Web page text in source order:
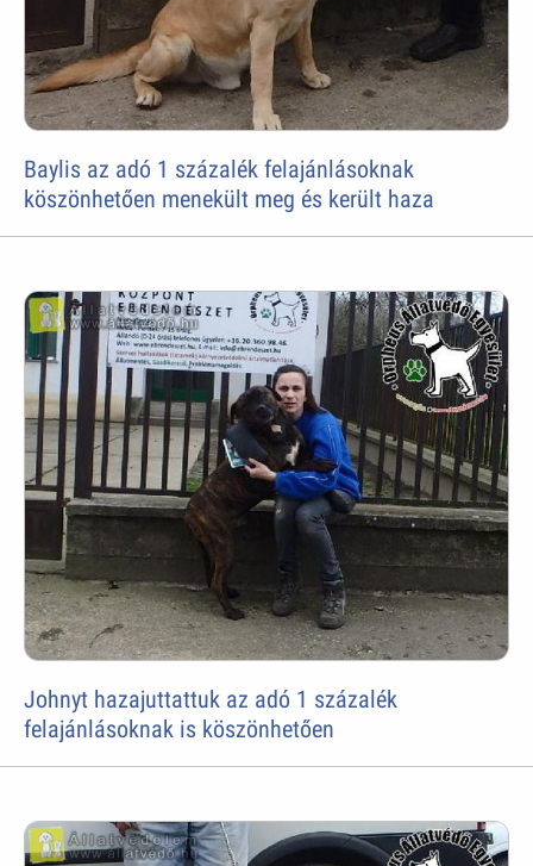
Baylis az adó 1 százalék felajánlásoknak
köszönhetően menekült meg és került haza
Johnyt hazajuttattuk az adó 1 százalék
felajánlásoknak is köszönhetően